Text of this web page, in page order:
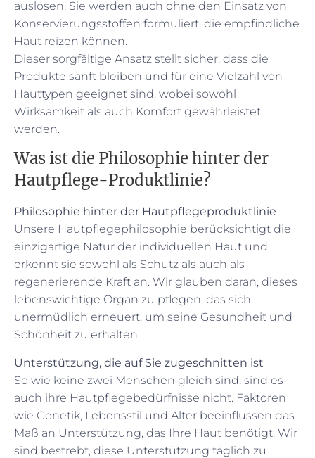
auslösen. Sie werden auch ohne den Einsatz von
Konservierungsstoffen formuliert, die empfindliche
Haut reizen können.
Dieser sorgfältige Ansatz stellt sicher, dass die
Produkte sanft bleiben und für eine Vielzahl von
Hauttypen geeignet sind, wobei sowohl
Wirksamkeit als auch Komfort gewährleistet
werden.
Was ist die Philosophie hinter der
Hautpflege-Produktlinie?
Philosophie hinter der Hautpflegeproduktlinie
Unsere Hautpflegephilosophie berücksichtigt die
einzigartige Natur der individuellen Haut und
erkennt sie sowohl als Schutz als auch als
regenerierende Kraft an. Wir glauben daran, dieses
lebenswichtige Organ zu pflegen, das sich
unermüdlich erneuert, um seine Gesundheit und
Schönheit zu erhalten.
Unterstützung, die auf Sie zugeschnitten ist
So wie keine zwei Menschen gleich sind, sind es
auch ihre Hautpflegebedürfnisse nicht. Faktoren
wie Genetik, Lebensstil und Alter beeinflussen das
Maß an Unterstützung, das Ihre Haut benötigt. Wir
sind bestrebt, diese Unterstützung täglich zu